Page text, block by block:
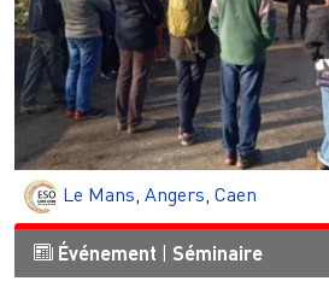
Le Mans Angers Caen
Événement | Séminaire